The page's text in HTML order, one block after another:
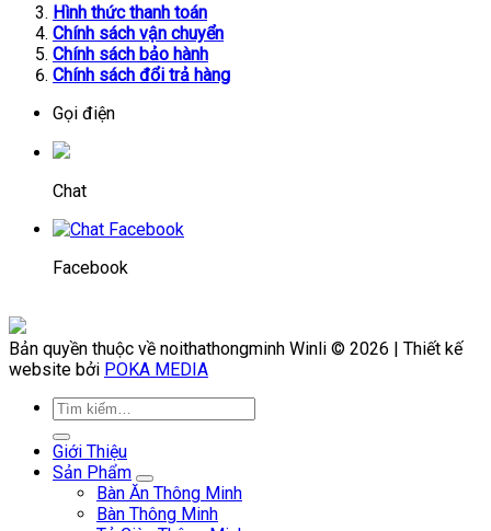
Hình thức thanh toán
Chính sách vận chuyển
Chính sách bảo hành
Chính sách đổi trả hàng
Gọi điện
Chat
Facebook
Bản quyền thuộc về noithathongminh Winli © 2026 | Thiết kế
website bởi POKA MEDIA
Giới Thiệu
Sản Phẩm
Bàn Ăn Thông Minh
Bàn Thông Minh